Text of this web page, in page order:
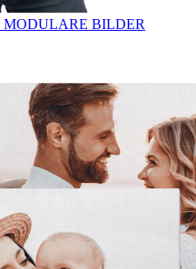
MODULARE BILDER